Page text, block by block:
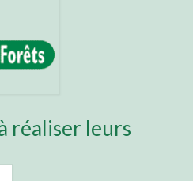
réaliser leurs